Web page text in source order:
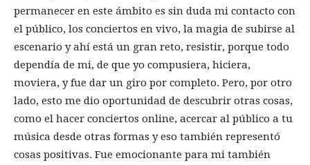
permanecer en este ámbito es sin duda mi contacto con
el público, los conciertos en vivo, la magia de subirse al
escenario y ahí está un gran reto, resistir, porque todo
dependía de mi, de que yo compusiera, hiciera,
moviera, y fue dar un giro por completo. Pero, por otro
lado, esto me dio oportunidad de descubrir otras cosas,
como el hacer conciertos online, acercar al público a tu
música desde otras formas y eso también representó
cosas positivas. Fue emocionante para mi también